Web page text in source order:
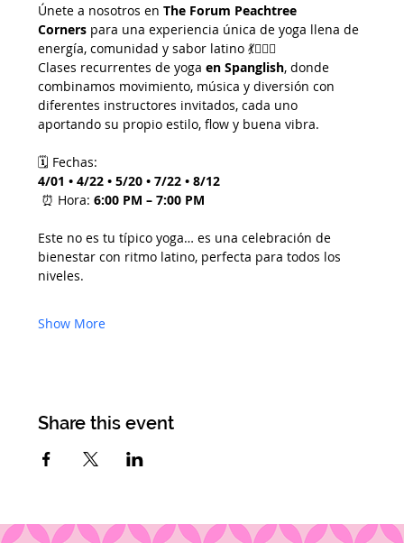
Únete a nosotros en The Forum Peachtree
Corners para una experiencia única de yoga llena de
energía, comunidad y sabor latino 💃🧘‍♀️✨
Clases recurrentes de yoga en Spanglish, donde
combinamos movimiento, música y diversión con
diferentes instructores invitados, cada uno
aportando su propio estilo, flow y buena vibra.
🗓 Fechas:
4/01 • 4/22 • 5/20 • 7/22 • 8/12
⏰ Hora: 6:00 PM – 7:00 PM
Este no es tu típico yoga… es una celebración de
bienestar con ritmo latino, perfecta para todos los
niveles.
Show More
Share this event